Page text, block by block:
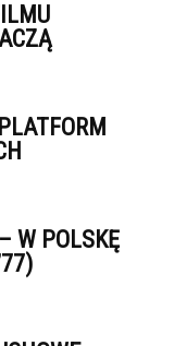
W POLSKĘ